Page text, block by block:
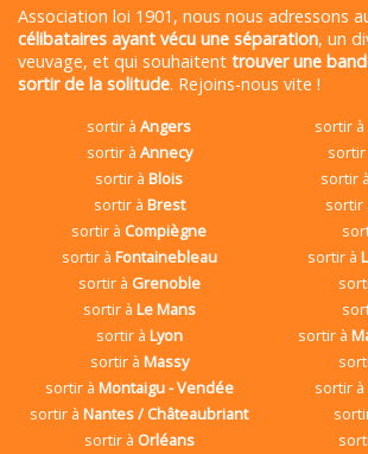
Association loi 1901, nous nous adressons
célibataires ayant vécu une séparation, un
veuvage, et qui souhaitent trouver une
sortir de la solitude. Rejoins-nous vite !
sortir àAngers sortir à
sortir à Annecy sortir
sortir àBlois sortir
sortir à Brest sortir
sortir à Compiègne
sortir à Fontainebleau sortir à
sortir à Grenoble
sortir à Le Mans
sortir à Lyon sortir à
sortir à Massy
sortir à Montaigu - Vendée sortir à
sortir àNantes / Châteaubriant
sortir à Orléans